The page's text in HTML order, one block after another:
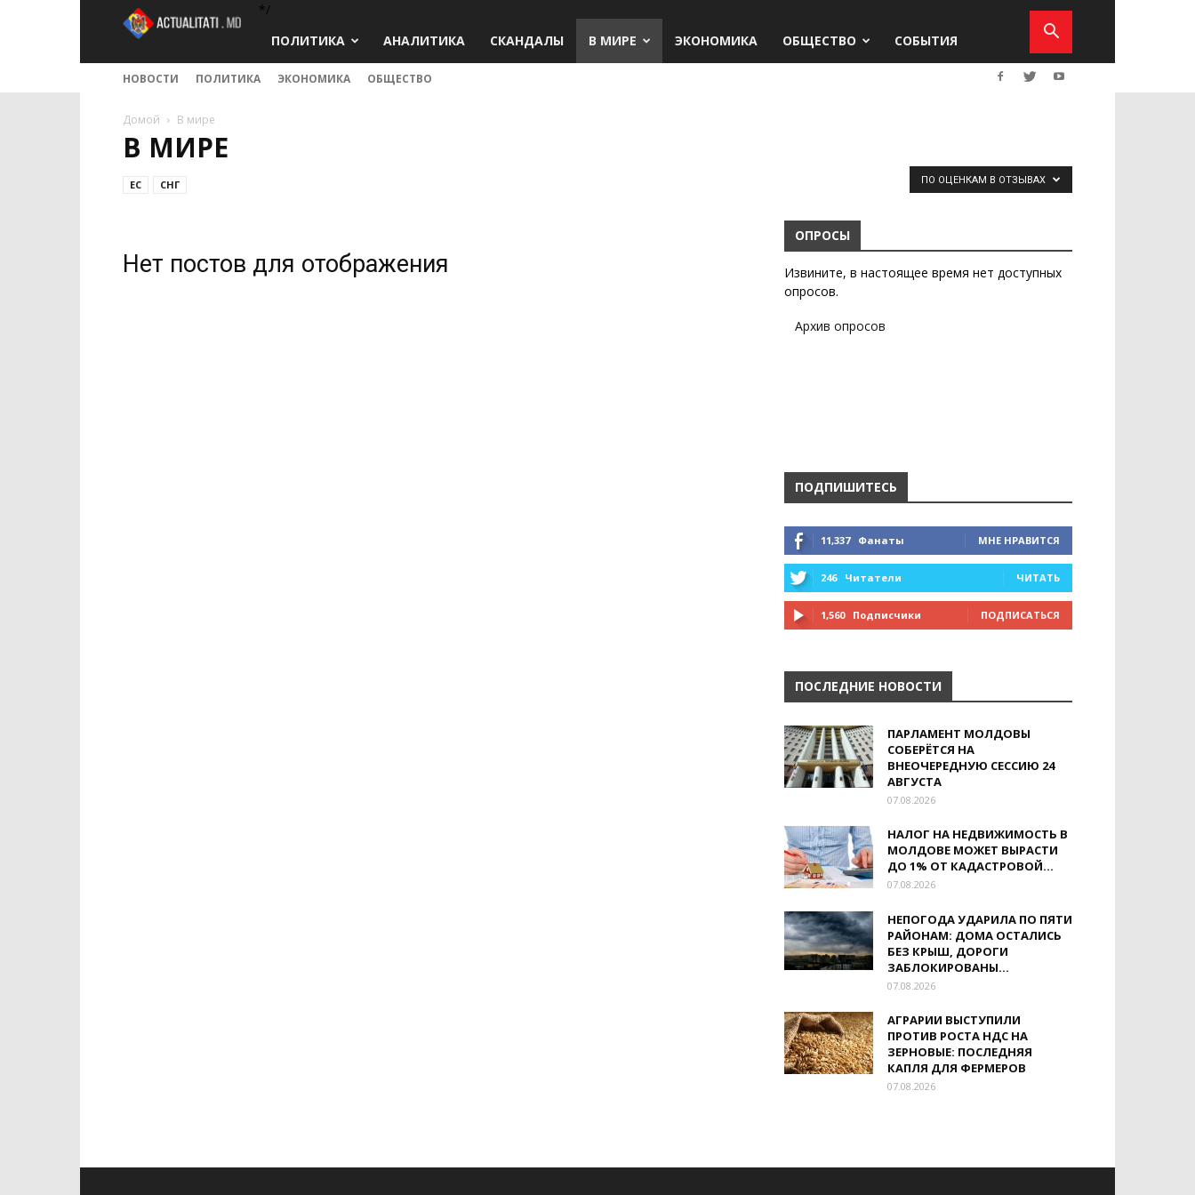
*/
ПОЛИТИКА
АНАЛИТИКА СКАНДАЛЫ В МИРЕ ЭКОНОМИКА ОБЩЕСТВО СОБЫТИЯ
НОВОСТИ ПОЛИТИКА ЭКОНОМИКА ОБЩЕСТВО
Домой В мире
В МИРЕ
ЕС СНГ ПО ОЦЕНКАМ В ОТЗЫВАХ
Нет постов для отображения
ОПРОСЫ
Извините, в настоящее время нет доступных
опросов.
Архив опросов
ПОДПИШИТЕСЬ
11,337 Фанаты МНЕ НРАВИТСЯ
246 Читатели ЧИТАТЬ
1,560 Подписчики ПОДПИСАТЬСЯ
ПОСЛЕДНИЕ НОВОСТИ
ПАРЛАМЕНТ МОЛДОВЫ
СОБЕРЁТСЯ НА
ВНЕОЧЕРЕДНУЮ СЕССИЮ 24
АВГУСТА
07.08.2026
НАЛОГ НА НЕДВИЖИМОСТЬ В
МОЛДОВЕ МОЖЕТ ВЫРАСТИ
ДО 1% ОТ КАДАСТРОВОЙ...
07.08.2026
НЕПОГОДА УДАРИЛА ПО ПЯТИ
РАЙОНАМ: ДОМА ОСТАЛИСЬ
БЕЗ КРЫШ, ДОРОГИ
ЗАБЛОКИРОВАНЫ...
07.08.2026
АГРАРИИ ВЫСТУПИЛИ
ПРОТИВ РОСТА НДС НА
ЗЕРНОВЫЕ: ПОСЛЕДНЯЯ
КАПЛЯ ДЛЯ ФЕРМЕРОВ
07.08.2026